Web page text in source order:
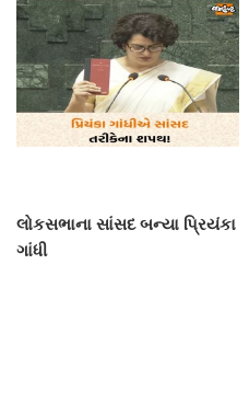
લોકસભાના સાંસદ બન્યા પ્રિયંકા
ગાંધી